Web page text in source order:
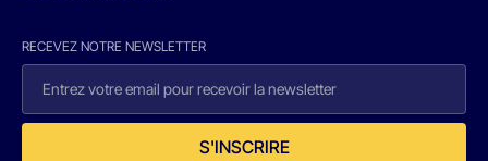
RECEVEZ NOTRE NEWSLETTER
S'INSCRIRE